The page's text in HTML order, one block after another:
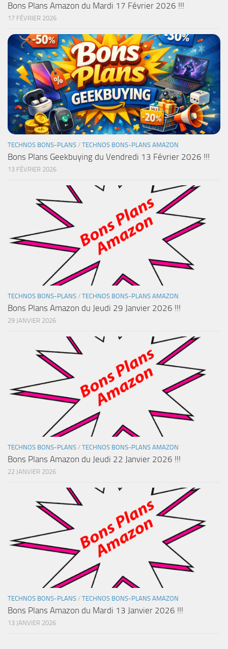
Bons Plans Amazon du Mardi 17 Février 2026 !!!
17 FÉVRIER 2026
TECHNOS BONS-PLANS / TECHNOS BONS-PLANS AMAZON
Bons Plans Geekbuying du Vendredi 13 Février 2026 !!!
13 FÉVRIER 2026
TECHNOS BONS-PLANS / TECHNOS BONS-PLANS AMAZON
Bons Plans Amazon du Jeudi 29 Janvier 2026 !!!
29 JANVIER 2026
TECHNOS BONS-PLANS / TECHNOS BONS-PLANS AMAZON
Bons Plans Amazon du Jeudi 22 Janvier 2026 !!!
22 JANVIER 2026
TECHNOS BONS-PLANS / TECHNOS BONS-PLANS AMAZON
Bons Plans Amazon du Mardi 13 Janvier 2026 !!!
13 JANVIER 2026